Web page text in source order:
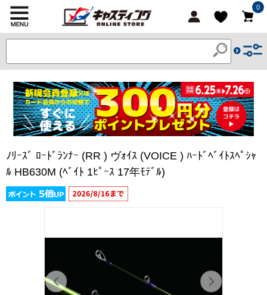
0
ﾉﾘｰｽﾞ ﾛｰﾄﾞﾗﾝﾅｰ (RR ) ヴｫｲｽ (VOICE ) ﾊｰﾄﾞﾍﾞｲﾄｽﾍﾟｼｬ
ﾙ HB630M (ﾍﾞｲﾄ 1ﾋﾟｰｽ 17年ﾓﾃﾞﾙ)